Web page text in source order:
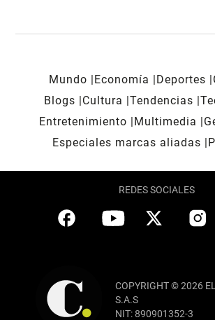
Mundo Economía Deportes
Blogs
Cultura Tendencias
Entretenimiento
Multimedia
Especiales marcas aliadas
REDES SOCIALES
COPYRIGHT © 2026
S.A.S
NIT: 890901352-3